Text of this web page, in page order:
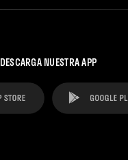
DESCARGA NUESTRA APP